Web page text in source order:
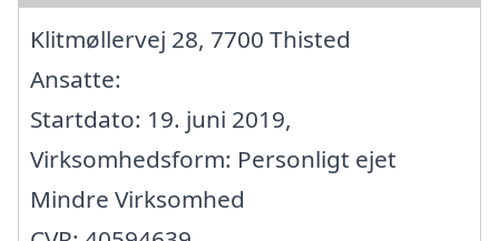
Klitmøllervej 28, 7700 Thisted
Ansatte:
Startdato: 19. juni 2019,
Virksomhedsform: Personligt ejet
Mindre Virksomhed